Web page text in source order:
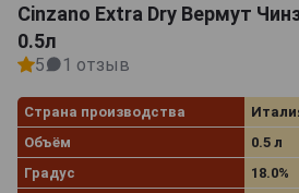
Cinzano Extra Dry Вермут
0.5л
5 1 отзыв
Страна производства
Объём
0.5 л
Градус
18.0%